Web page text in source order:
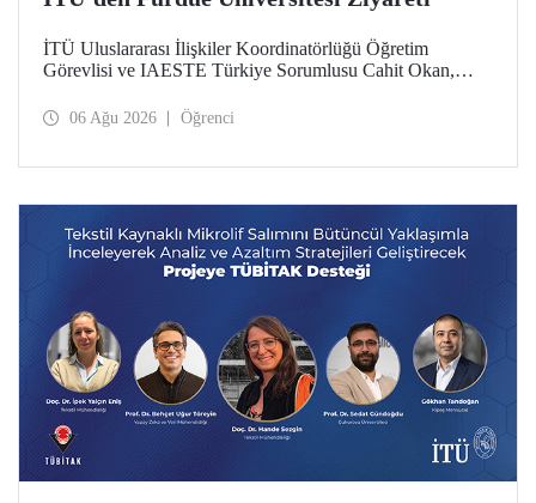
İTÜ Uluslararası İlişkiler Koordinatörlüğü Öğretim
Görevlisi ve IAESTE Türkiye Sorumlusu Cahit Okan,
Temmuz tarihlerinde ABD’de dünyanın önde gelen
06 Ağu 2026 Öğrenci